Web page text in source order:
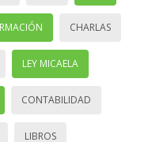
CHARLAS
LEY MICAELA
CONTABILIDAD
LIBROS